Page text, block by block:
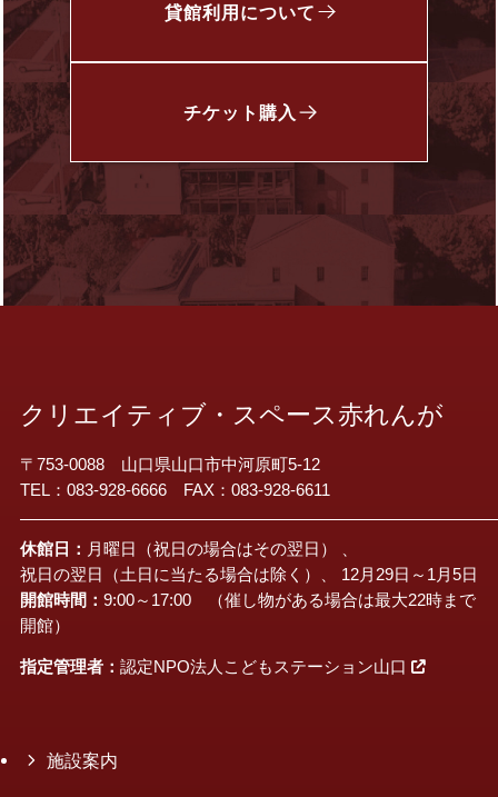
貸館利用について
チケット 購入
クリエイティブ・スペース赤れんが
〒753-0088 山口県山口市中河原町5-12
TEL：083-928-6666 FAX：083-928-6611
休館日： 月曜日（祝日の場合はその翌日） 、
祝日の翌日（土日に当たる場合は除く）、 12月29日～1月5日
開館時間： 9:00～17:00 （催し物がある場合は最大22時まで
開館）
指定管理者： 認定NPO法人こどもステーション山口
施設案内